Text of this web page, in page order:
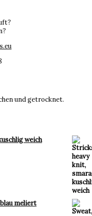
und getrocknet.
weich
meliert